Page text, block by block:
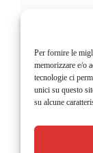
Per fornire le
memorizzare e/o
tecnologie ci
unici su questo
su alcune